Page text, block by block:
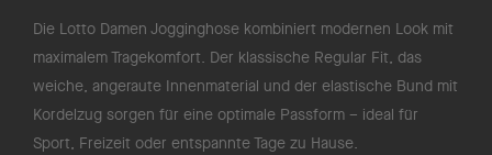
Die Lotto Damen Jogginghose kombiniert modernen Look mit
maximalem Tragekomfort. Der klassische Regular Fit, das
weiche, angeraute Innenmaterial und der elastische Bund mit
Kordelzug sorgen für eine optimale Passform – ideal für
Sport, Freizeit oder entspannte Tage zu Hause.